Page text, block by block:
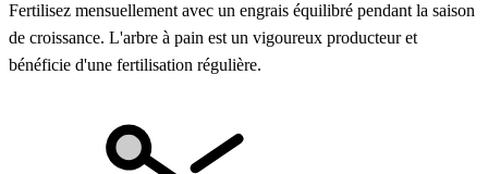
Fertilisez mensuellement avec un engrais équilibré pendant la saison
de croissance. L'arbre à pain est un vigoureux producteur et
bénéficie d'une fertilisation régulière.